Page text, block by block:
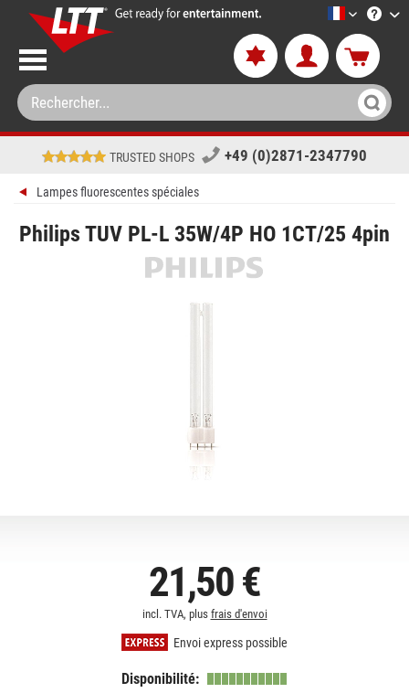
LTT-
TRUSTED SHOPS +49 (0)2871-2347790
Lampes fluorescentes spéciales
Philips TUV PL-L 35W/4P HO 1CT/25 4pin
21,50 €
incl. TVA, plus frais d'envoi
Envoi express possible
Disponibilité: